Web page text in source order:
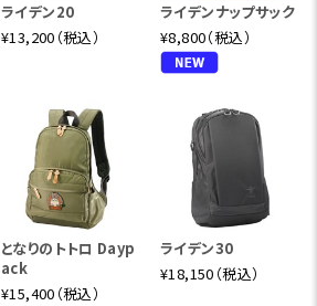
ライデン20
¥13,200（税込）
ライデンナップサック
¥8,800（税込）
となりのトトロ Dayp
ack
¥15,400（税込）
ライデン30
¥18,150（税込）